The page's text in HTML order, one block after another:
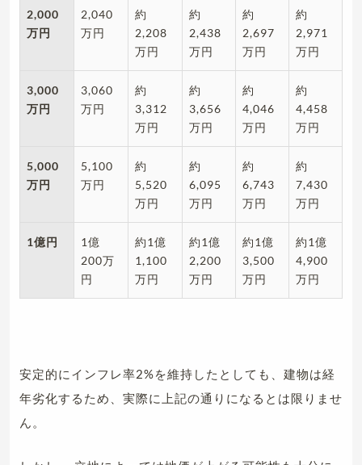
2,000
万円
2,040
万円
約
2,208
万円
約
2,438
万円
約
2,697
万円
約
2,971
万円
3,000
万円
3,060
万円
約
3,312
万円
約
3,656
万円
約
4,046
万円
約
4,458
万円
5,000
万円
5,100
万円
約
5,520
万円
約
6,095
万円
約
6,743
万円
約
7,430
万円
1億円
1億
200万
円
約1億
1,100
万円
約1億
2,200
万円
約1億
3,500
万円
約1億
4,900
万円
安定的にインフレ率2%を維持したとしても、建物は経
年劣化するため、実際に上記の通りになるとは限りませ
ん。